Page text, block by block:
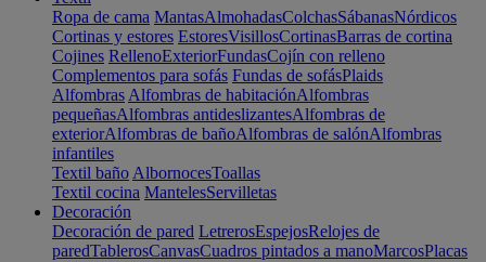
Ropa de cama MantasAlmohadasColchasSábanasNórdicos
Cortinas y estores EstoresVisillosCortinasBarras de cortina
Cojines RellenoExteriorFundasCojín con relleno
Complementos para sofás Fundas de sofásPlaids
Alfombras Alfombras de habitaciónAlfombras
pequeñasAlfombras antideslizantesAlfombras de
exteriorAlfombras de bañoAlfombras de salónAlfombras
infantiles
Textil baño AlbornocesToallas
Textil cocina MantelesServilletas
Decoración
Decoración de pared LetrerosEspejosRelojes de
paredTablerosCanvasCuadros pintados a manoMarcosPlacas